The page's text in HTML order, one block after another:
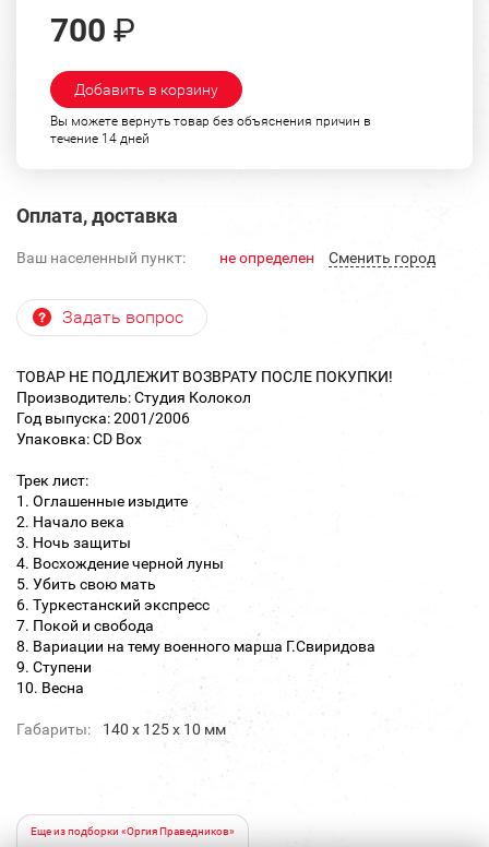
700 ₽
Добавить в корзину
Вы можете вернуть товар без объяснения причин в
течение 14 дней
Оплата, доставка
Ваш населенный пункт: не определен Cменить город
Задать вопрос
ТОВАР НЕ ПОДЛЕЖИТ ВОЗВРАТУ ПОСЛЕ ПОКУПКИ!
Производитель: Студия Колокол
Год выпуска: 2001/2006
Упаковка: CD Box
Трек лист:
1. Оглашенные изыдите
2. Начало века
3. Ночь защиты
4. Восхождение черной луны
5. Убить свою мать
6. Туркестанский экспресс
7. Покой и свобода
8. Вариации на тему военного марша Г.Свиридова
9. Ступени
10. Весна
Габариты: 140 х 125 х 10 мм
Еще из подборки «Оргия Праведников»